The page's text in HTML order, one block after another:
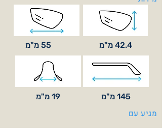
55 מ"מ
19 מ"מ
42.4 מ"מ
145 מ"מ
מגיע עם